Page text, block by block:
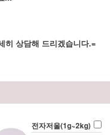
히 상담해 드리겠습니다.=
전자저울(1g~2kg)